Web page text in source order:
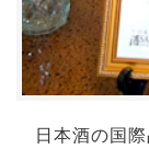
日本酒の国際